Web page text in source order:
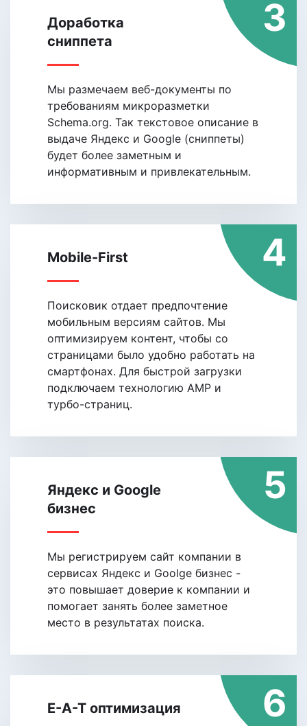
Доработка
сниппета
3
Мы размечаем веб-документы по
требованиям микроразметки
Schema.org. Так текстовое описание в
выдаче Яндекс и Google (сниппеты)
будет более заметным и
информативным и привлекательным.
Mobile-First 4
Поисковик отдает предпочтение
мобильным версиям сайтов. Мы
оптимизируем контент, чтобы со
страницами было удобно работать на
смартфонах. Для быстрой загрузки
подключаем технологию АMP и
турбо-страниц.
Яндекс и Google
бизнес
5
Мы регистрируем сайт компании в
сервисах Яндекс и Goolge бизнес -
это повышает доверие к компании и
помогает занять более заметное
место в результатах поиска.
E-A-T оптимизация 6